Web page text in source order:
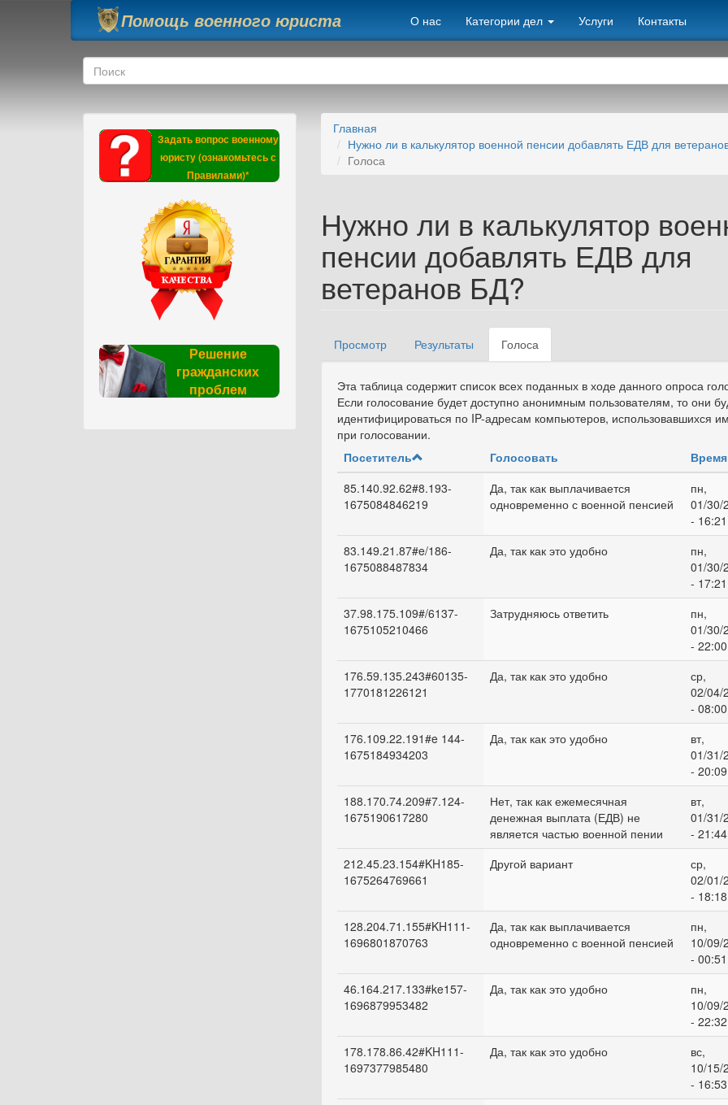
Перейти к основному содержанию
Помощь военного юриста О нас Категории дел Услуги Контакты
Форма поиска
Поиск
Задать вопрос военному
юристу (ознакомьтесь с
Правилами)*
Решение
гражданских
проблем
Главная
Нужно ли в калькулятор военной пенсии добавлять ЕДВ для
Голоса
Нужно ли в калькулятор
пенсии добавлять ЕДВ для
ветеранов БД?
Главные вкладки
Просмотр Результаты Голоса(активная
вкладка)
Эта таблица содержит список всех поданных в ходе данного опроса
Если голосование будет доступно анонимным пользователям, то они
идентифицироваться по IP-адресам компьютеров, использовавшихся
при голосовании.
Посетитель
Голосовать
Время
85.140.92.62#8.193-
1675084846219
Да, так как выплачивается
одновременно с военной пенсией
пн,
01/30/
- 16:21
83.149.21.87#e/186-
1675088487834
Да, так как это удобно
пн,
01/30/
- 17:21
37.98.175.109#/6137-
1675105210466
Затрудняюсь ответить
пн,
01/30/
- 22:00
176.59.135.243#60135-
1770181226121
Да, так как это удобно
ср,
02/04/
- 08:00
176.109.22.191#e 144-
1675184934203
Да, так как это удобно
вт,
01/31/
- 20:09
188.170.74.209#7.124-
1675190617280
Нет, так как ежемесячная
денежная выплата (ЕДВ) не
является частью военной пении
вт,
01/31/
- 21:44
212.45.23.154#KH185-
1675264769661
Другой вариант
ср,
02/01/
- 18:18
128.204.71.155#KH111-
1696801870763
Да, так как выплачивается
одновременно с военной пенсией
пн,
10/09/
- 00:51
46.164.217.133#ke157-
1696879953482
Да, так как это удобно
пн,
10/09/
- 22:32
178.178.86.42#KH111-
1697377985480
Да, так как это удобно
вс,
10/15/
- 16:53